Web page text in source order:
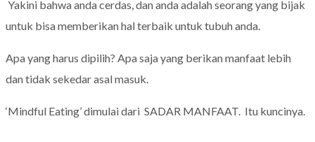
Yakini bahwa anda cerdas, dan anda adalah seorang yang bijak
untuk bisa memberikan hal terbaik untuk tubuh anda.
Apa yang harus dipilih? Apa saja yang berikan manfaat lebih
dan tidak sekedar asal masuk.
‘Mindful Eating’ dimulai dari SADAR MANFAAT. Itu kuncinya.